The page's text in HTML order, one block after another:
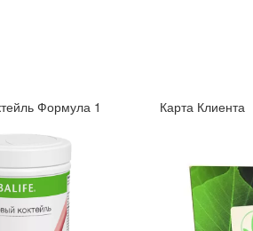
Формула 1 Карта Клиента